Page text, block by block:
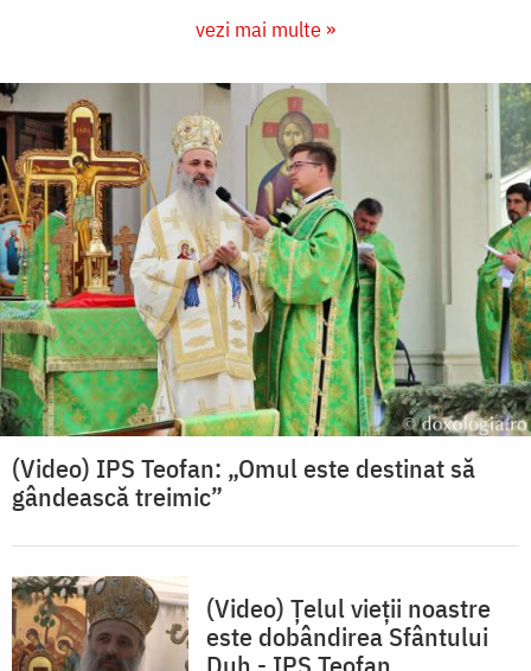
vezi mai multe »
(Video) IPS Teofan: „Omul este destinat să
gândească treimic”
(Video) Țelul vieții noastre
este dobândirea Sfântului